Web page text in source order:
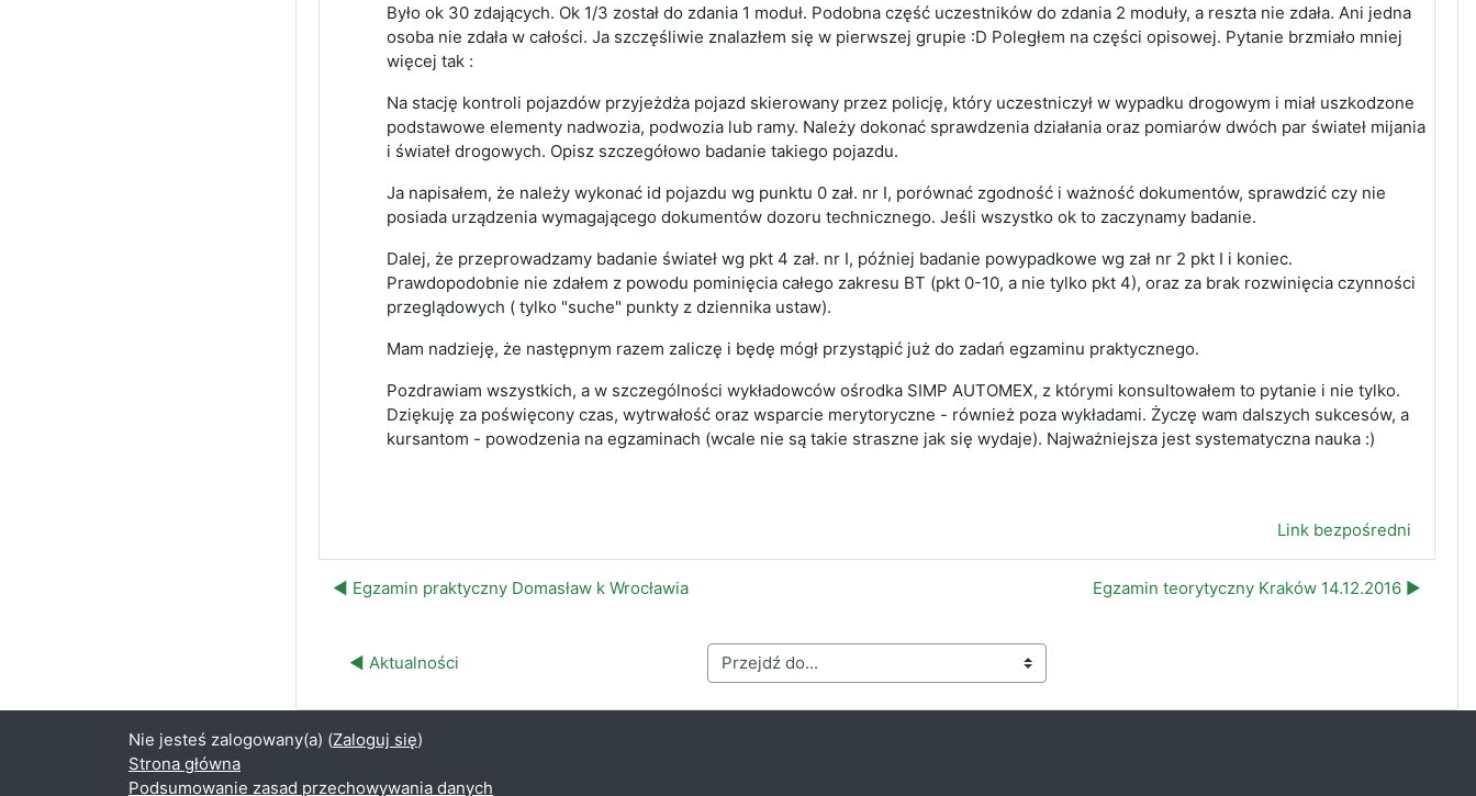
Było ok 30 zdających. Ok 1/3 został do zdania 1 moduł. Podobna część uczestników do zdania 2 moduły, a reszta nie zdała. Ani jedna
osoba nie zdała w całości. Ja szczęśliwie znalazłem się w pierwszej grupie :D Poległem na części opisowej. Pytanie brzmiało mniej
więcej tak :
Na stację kontroli pojazdów przyjeżdża pojazd skierowany przez policję, który uczestniczył w wypadku drogowym i miał uszkodzone
podstawowe elementy nadwozia, podwozia lub ramy. Należy dokonać sprawdzenia działania oraz pomiarów dwóch par świateł mijania
i świateł drogowych. Opisz szczegółowo badanie takiego pojazdu.
Ja napisałem, że należy wykonać id pojazdu wg punktu 0 zał. nr I, porównać zgodność i ważność dokumentów, sprawdzić czy nie
posiada urządzenia wymagającego dokumentów dozoru technicznego. Jeśli wszystko ok to zaczynamy badanie.
Dalej, że przeprowadzamy badanie świateł wg pkt 4 zał. nr I, później badanie powypadkowe wg zał nr 2 pkt I i koniec.
Prawdopodobnie nie zdałem z powodu pominięcia całego zakresu BT (pkt 0-10, a nie tylko pkt 4), oraz za brak rozwinięcia czynności
przeglądowych ( tylko "suche" punkty z dziennika ustaw).
Mam nadzieję, że następnym razem zaliczę i będę mógł przystąpić już do zadań egzaminu praktycznego.
Pozdrawiam wszystkich, a w szczególności wykładowców ośrodka SIMP AUTOMEX, z którymi konsultowałem to pytanie i nie tylko.
Dziękuję za poświęcony czas, wytrwałość oraz wsparcie merytoryczne - również poza wykładami. Życzę wam dalszych sukcesów, a
kursantom - powodzenia na egzaminach (wcale nie są takie straszne jak się wydaje). Najważniejsza jest systematyczna nauka :)
Link bezpośredni
◀︎ Egzamin praktyczny Domasław k Wrocławia Egzamin teorytyczny Kraków 14.12.2016 ▶︎
◀︎ Aktualności Przejdź do...
Nie jesteś zalogowany(a) (Zaloguj się)
Strona główna
Podsumowanie zasad przechowywania danych